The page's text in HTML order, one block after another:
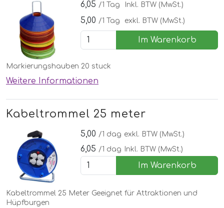
6,05 /1 Tag Inkl. BTW (MwSt.)
5,00 /1 Tag exkl. BTW (MwSt.)
Im Warenkorb
Markierungshauben 20 stuck
Weitere Informationen
Kabeltrommel 25 meter
5,00 /1 dag exkl. BTW (MwSt.)
6,05 /1 dag Inkl. BTW (MwSt.)
Im Warenkorb
Kabeltrommel 25 Meter Geeignet für Attraktionen und
Hüpfburgen